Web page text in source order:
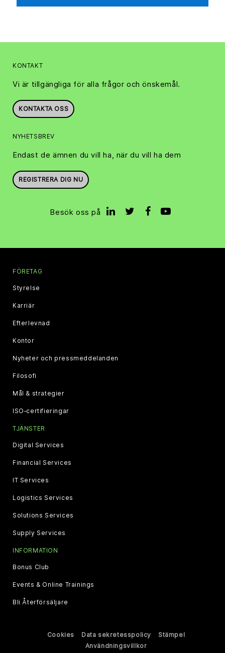
KONTAKT
Vi är tillgängliga för alla frågor och önskemål.
KONTAKTA OSS
NYHETSBREV
Endast de ämnen du vill ha, när du vill ha dem
REGISTRERA DIG NU
Besök oss på
FÖRETAG
Styrelse
Karriär
Efterlevnad
Kontor
Nyheter och pressmeddelanden
Filosofi
Mål & strategier
ISO‑certifieringar
TJÄNSTER
Digital Services
Financial Services
IT Services
Logistics Services
Solutions Services
Supply Services
INFORMATION
Bonus Club
Events & Online Trainings
Bli Återförsäljare
Cookies Data sekretesspolicy
Stämpel
Användningsvillkor